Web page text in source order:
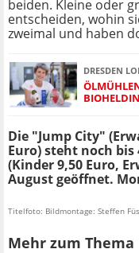
beiden. Kleine oder
entscheiden, wohin
zweimal und haben
DRESDEN
Die "Jump City"
Euro) steht noch
(Kinder 9,50 Euro,
August geöffnet.
Titelfoto: Bildmontage: Steffen
Mehr zum Thema